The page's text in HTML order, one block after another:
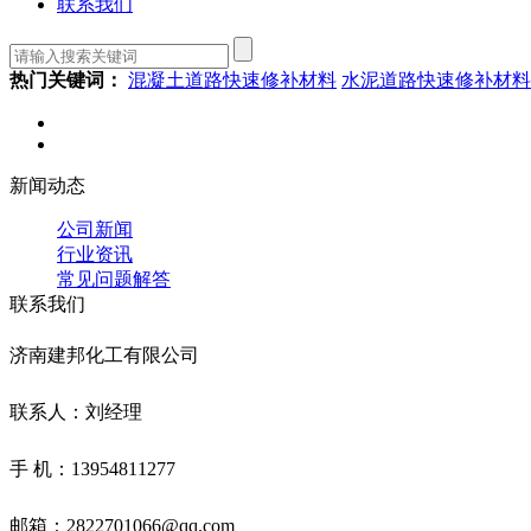
热门关键词： 混凝土道路快速修补材料 水泥道路快速修补材料
新闻动态
公司新闻
行业资讯
常见问题解答
联系我们
济南建邦化工有限公司
联系人：刘经理
手 机：13954811277
邮箱：2822701066@qq.com